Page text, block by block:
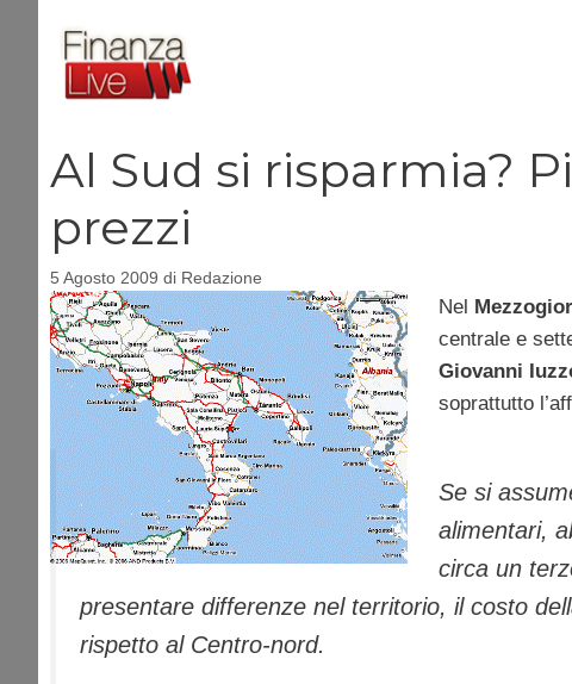
contenuto
Al Sud si risparmia?
prezzi
5 Agosto 2009 di Redazione
Nel
centrale e
Giovanni
soprattutto
Se si
alimentari,
circa un
presentare differenze nel territorio, il costo
rispetto al Centro-nord.